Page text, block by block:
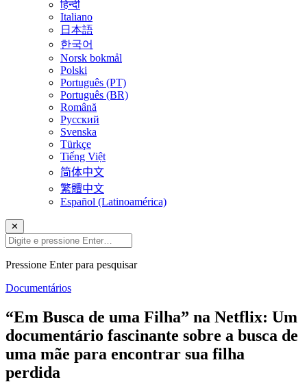
हिन्दी
Italiano
日本語
한국어
Norsk bokmål
Polski
Português (PT)
Português (BR)
Română
Русский
Svenska
Türkçe
Tiếng Việt
简体中文
繁體中文
Español (Latinoamérica)
✕
Pressione Enter para pesquisar
Documentários
“Em Busca de uma Filha” na Netflix: Um
documentário fascinante sobre a busca de
uma mãe para encontrar sua filha
perdida